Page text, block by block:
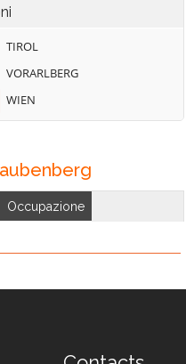
TIROL
VORARLBERG
WIEN
Occupazione